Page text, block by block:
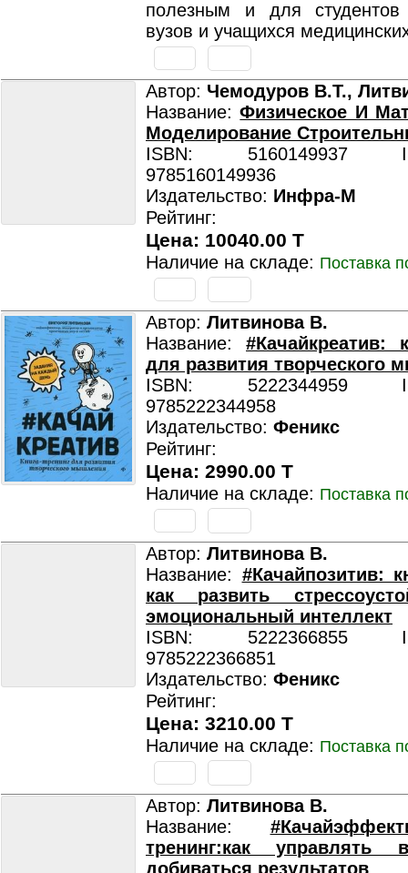
полезным и для студентов
вузов и учащихся
Автор: Чемодуров В.Т.,
Название:Физическое И
Моделирование
ISBN: 5160149937
9785160149936
Издательство: Инфра-М
Рейтинг:
Цена: 10040.00 T
Наличие на складе: Поставка
Автор: Литвинова В.
Название: #Качайкреатив:
для развития творческого
ISBN: 5222344959
9785222344958
Издательство: Феникс
Рейтинг:
Цена: 2990.00 T
Наличие на складе: Поставка
Автор: Литвинова В.
Название: #Качайпозитив:
как развить
эмоциональный интеллект
ISBN: 5222366855
9785222366851
Издательство: Феникс
Рейтинг:
Цена: 3210.00 T
Наличие на складе: Поставка
Автор: Литвинова В.
Название:
тренинг:как управлять
добиваться результатов